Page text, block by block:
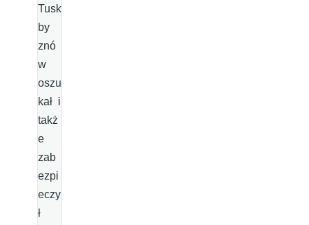
Tusk
by
znó
w
oszu
kał i
takż
e
zab
ezpi
eczy
ł